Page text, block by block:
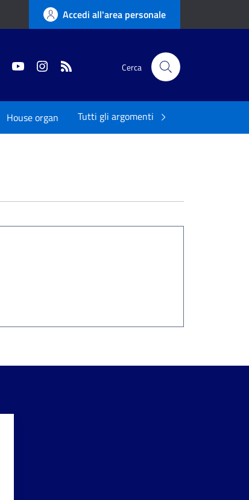
Accedi all'area personale
FacebookYouTubeInstagram Cerca
House organ Tutti gli argomenti